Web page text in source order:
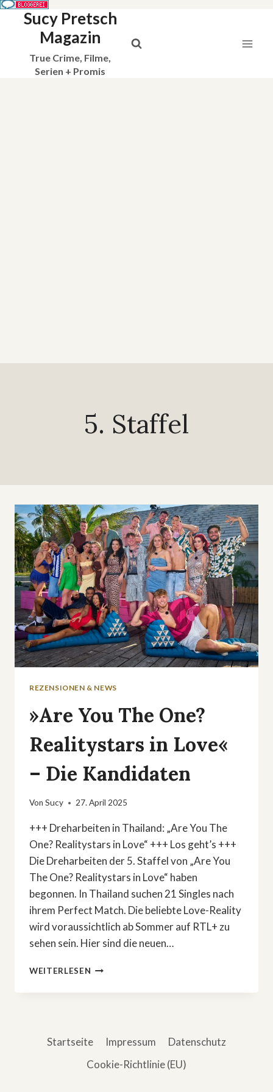
Sucy Pretsch
Magazin
True Crime, Filme,
Serien + Promis
5. Staffel
REZENSIONEN & NEWS
»Are You The One?
Realitystars in Love«
– Die Kandidaten
Von Sucy 27. April 2025
+++ Dreharbeiten in Thailand: „Are You The
One? Realitystars in Love“ +++ Los geht’s +++
Die Dreharbeiten der 5. Staffel von „Are You
The One? Realitystars in Love“ haben
begonnen. In Thailand suchen 21 Singles nach
ihrem Perfect Match. Die beliebte Love-Reality
wird voraussichtlich ab Sommer auf RTL+ zu
sehen sein. Hier sind die neuen…
WEITERLESEN »ARE
THE
LOVE«
DIE
Startseite Impressum
Datenschutz
Cookie-Richtlinie (EU)